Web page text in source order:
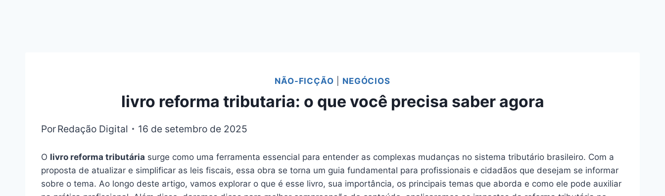
NÃO-FICÇÃO NEGÓCIOS
livro reforma tributaria: o que você precisa saber agora
PorRedação Digital 16 de setembro de 2025
O livro reforma tributária surge como uma ferramenta essencial para entender as complexas mudanças no sistema tributário brasileiro. Com a
proposta de atualizar e simplificar as leis fiscais, essa obra se torna um guia fundamental para profissionais e cidadãos que desejam se informar
sobre o tema. Ao longo deste artigo, vamos explorar o que é esse livro, sua importância, os principais temas que aborda e como ele pode auxiliar